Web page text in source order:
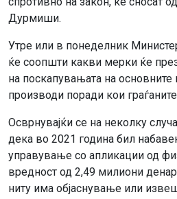
Дурмиши.
Утре или в понеделник
ќе соопшти какви мерки ќе
на поскапувањата на основните
производи поради кои
Осврнувајќи се на неколку
дека во 2021 година бил
управување со апликации од
вредност од 2,49 милиони
ниту има објаснување или